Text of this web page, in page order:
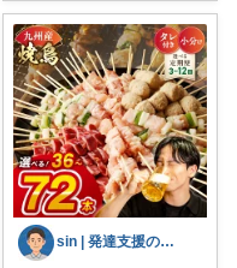
sin | 発達支援の道具箱